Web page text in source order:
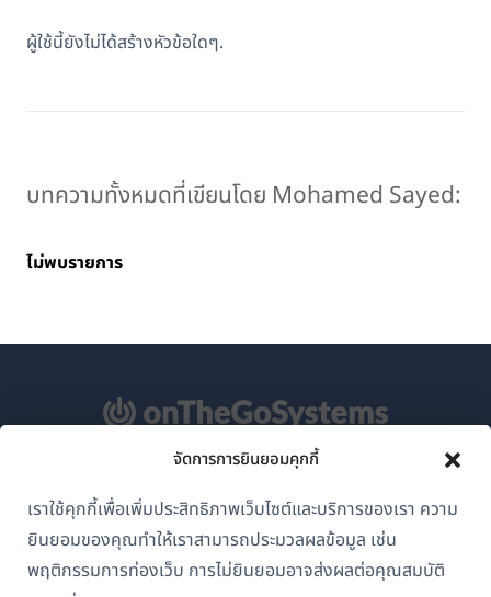
จัดการการยินยอมคุกกี้
เราใช้คุกกี้เพื่อเพิ่มประสิทธิภาพเว็บไซต์และบริการของเรา ความ
ยินยอมของคุณทำให้เราสามารถประมวลผลข้อมูล เช่น
พฤติกรรมการท่องเว็บ การไม่ยินยอมอาจส่งผลต่อคุณสมบัติ
ผู้ใช้นี้ยังไม่ได้สร้างหัวข้อใดๆ.
บทความทั้งหมดที่เขียนโดย Mohamed Sayed:
ไม่พบรายการ
GDPR และนโยบายความเป็นส่วนตัว
เข้าร่วมทีมของเรา(เปิด